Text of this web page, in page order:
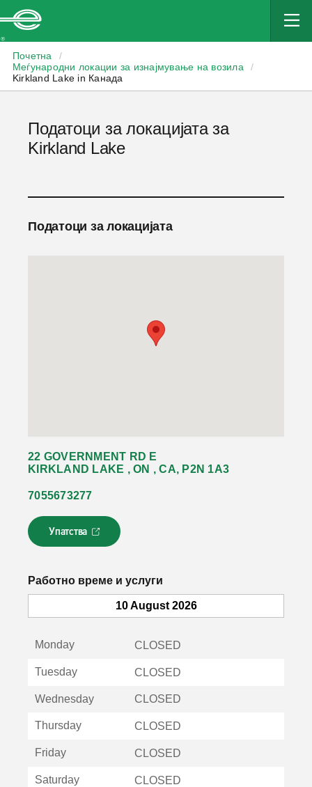
Почетна
/
Меѓународни локации за изнајмување на возила
/
Kirkland Lake in Канада
Податоци за локацијата за
Kirkland Lake
Податоци за локацијата
22 GOVERNMENT RD E
KIRKLAND LAKE , ON , CA, P2N 1A3
7055673277
Упатства
Л
и
к
с
Работно време и услуги
10 August 2026
Monday CLOSED
Tuesday CLOSED
Wednesday CLOSED
Thursday CLOSED
Friday CLOSED
Saturday CLOSED